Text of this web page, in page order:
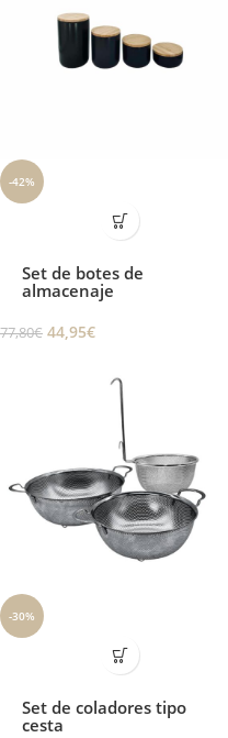
-42%
Set de botes de
almacenaje
77,80€ 44,95€
-30%
Set de coladores tipo
cesta